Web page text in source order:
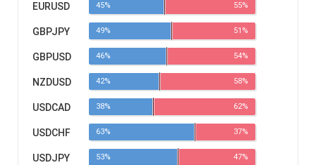
EURUSD 45% 55%
GBPJPY 49% 51%
GBPUSD 46% 54%
NZDUSD 42% 58%
USDCAD 38% 62%
USDCHF 63% 37%
USDJPY 53% 47%